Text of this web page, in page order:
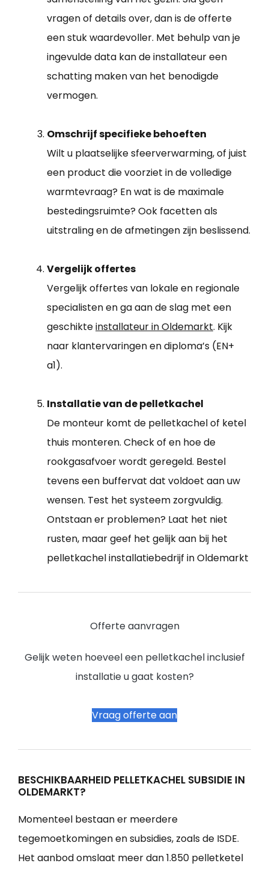
vragen of details over, dan is de offerte
een stuk waardevoller. Met behulp van je
ingevulde data kan de installateur een
schatting maken van het benodigde
vermogen.
Omschrijf specifieke behoeften
Wilt u plaatselijke sfeerverwarming, of juist
een product die voorziet in de volledige
warmtevraag? En wat is de maximale
bestedingsruimte? Ook facetten als
uitstraling en de afmetingen zijn beslissend.
Vergelijk offertes
Vergelijk offertes van lokale en regionale
specialisten en ga aan de slag met een
geschikteinstallateur in Oldemarkt. Kijk
naar klantervaringen en diploma’s (EN+
a1).
Installatie van de pelletkachel
De monteur komt de pelletkachel of ketel
thuis monteren. Check of en hoe de
rookgasafvoer wordt geregeld. Bestel
tevens een buffervat dat voldoet aan uw
wensen. Test het systeem zorgvuldig.
Ontstaan er problemen? Laat het niet
rusten, maar geef het gelijk aan bij het
pelletkachel installatiebedrijf in Oldemarkt
Offerte aanvragen
Gelijk weten hoeveel een pelletkachel inclusief
installatie u gaat kosten?
Vraag offerte aan
BESCHIKBAARHEID PELLETKACHEL SUBSIDIE IN
OLDEMARKT?
Momenteel bestaan er meerdere
tegemoetkomingen en subsidies, zoals de ISDE.
Het aanbod omslaat meer dan 1.850 pelletketel